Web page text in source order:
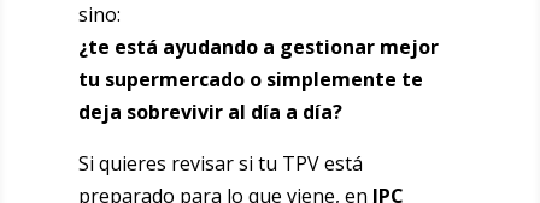
sino:
¿te está ayudando a gestionar mejor
tu supermercado o simplemente te
deja sobrevivir al día a día?
Si quieres revisar si tu TPV está
preparado para lo que viene, en JPC